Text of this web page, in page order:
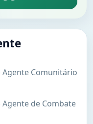
Comunitário
de Combate